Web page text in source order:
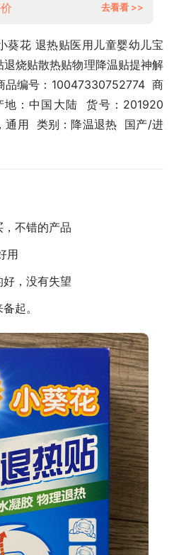
去看看 >>
葵花 退热贴医用儿童婴幼儿宝
烧贴散热贴物理降温贴提神解
品编号：10047330752774  商
：中国大陆  货号：201920
通用  类别：降温退热  国产/进
不错的产品
用
，没有失望
起。